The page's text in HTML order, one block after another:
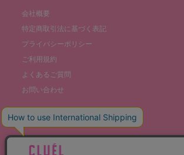
会社概要
特定商取引法に基づく表記
プライバシーポリシー
ご利用規約
よくあるご質問
お問い合わせ